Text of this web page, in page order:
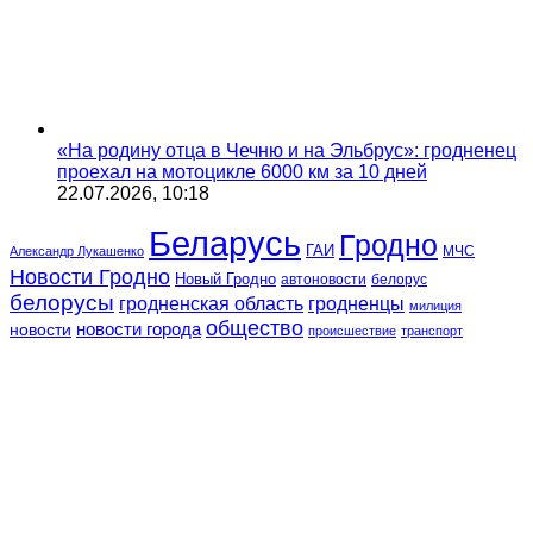
«На родину отца в Чечню и на Эльбрус»: гродненец
проехал на мотоцикле 6000 км за 10 дней
22.07.2026, 10:18
Александр Лукашенко Беларусь ГАИ Гродно МЧС
Новости Гродно Новый Гродно автоновости белорус
белорусы гродненская область гродненцы милиция
новости новости города общество происшествие транспорт